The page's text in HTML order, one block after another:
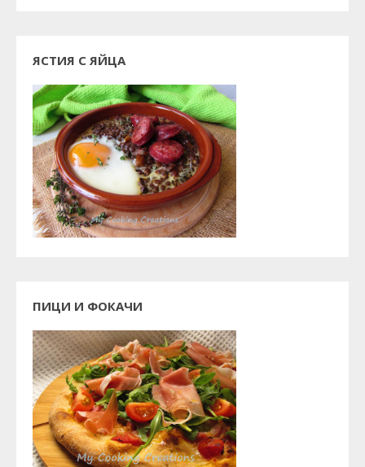
ЯСТИЯ С ЯЙЦА
ПИЦИ И ФОКАЧИ